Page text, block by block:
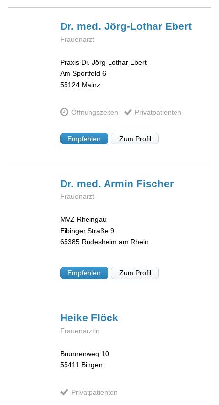
Dr. med. Jörg-Lothar Ebert
Frauenarzt
Praxis Dr. Jörg-Lothar Ebert
Am Sportfeld 6
55124 Mainz
Öffnungszeiten Privatpatienten
Empfehlen Zum Profil
Dr. med. Armin Fischer
Frauenarzt
MVZ Rheingau
Eibinger Straße 9
65385 Rüdesheim am Rhein
Empfehlen Zum Profil
Heike Flöck
Frauenärztin
Brunnenweg 10
55411 Bingen
Privatpatienten